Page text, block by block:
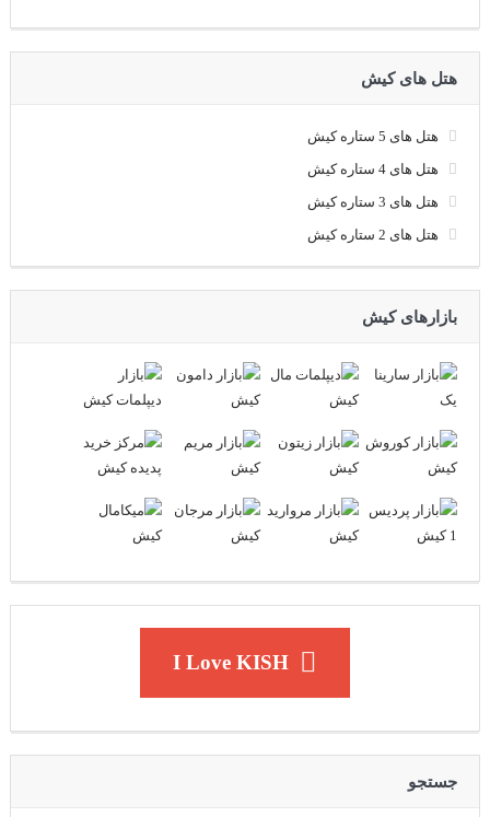
هتل های کیش
هتل های 5 ستاره کیش
هتل های 4 ستاره کیش
هتل های 3 ستاره کیش
هتل های 2 ستاره کیش
بازارهای کیش
I Love KISH
جستجو